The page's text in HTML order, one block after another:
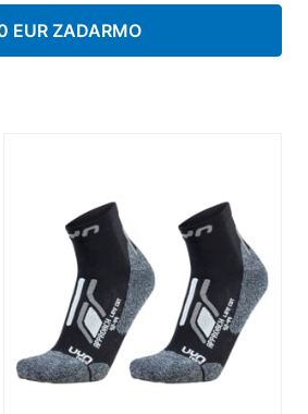
EUR ZADARMO